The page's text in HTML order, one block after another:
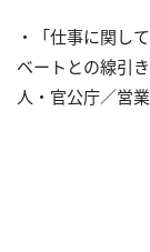
・「仕事に関し
ベートとの線引
人・官公庁／営業